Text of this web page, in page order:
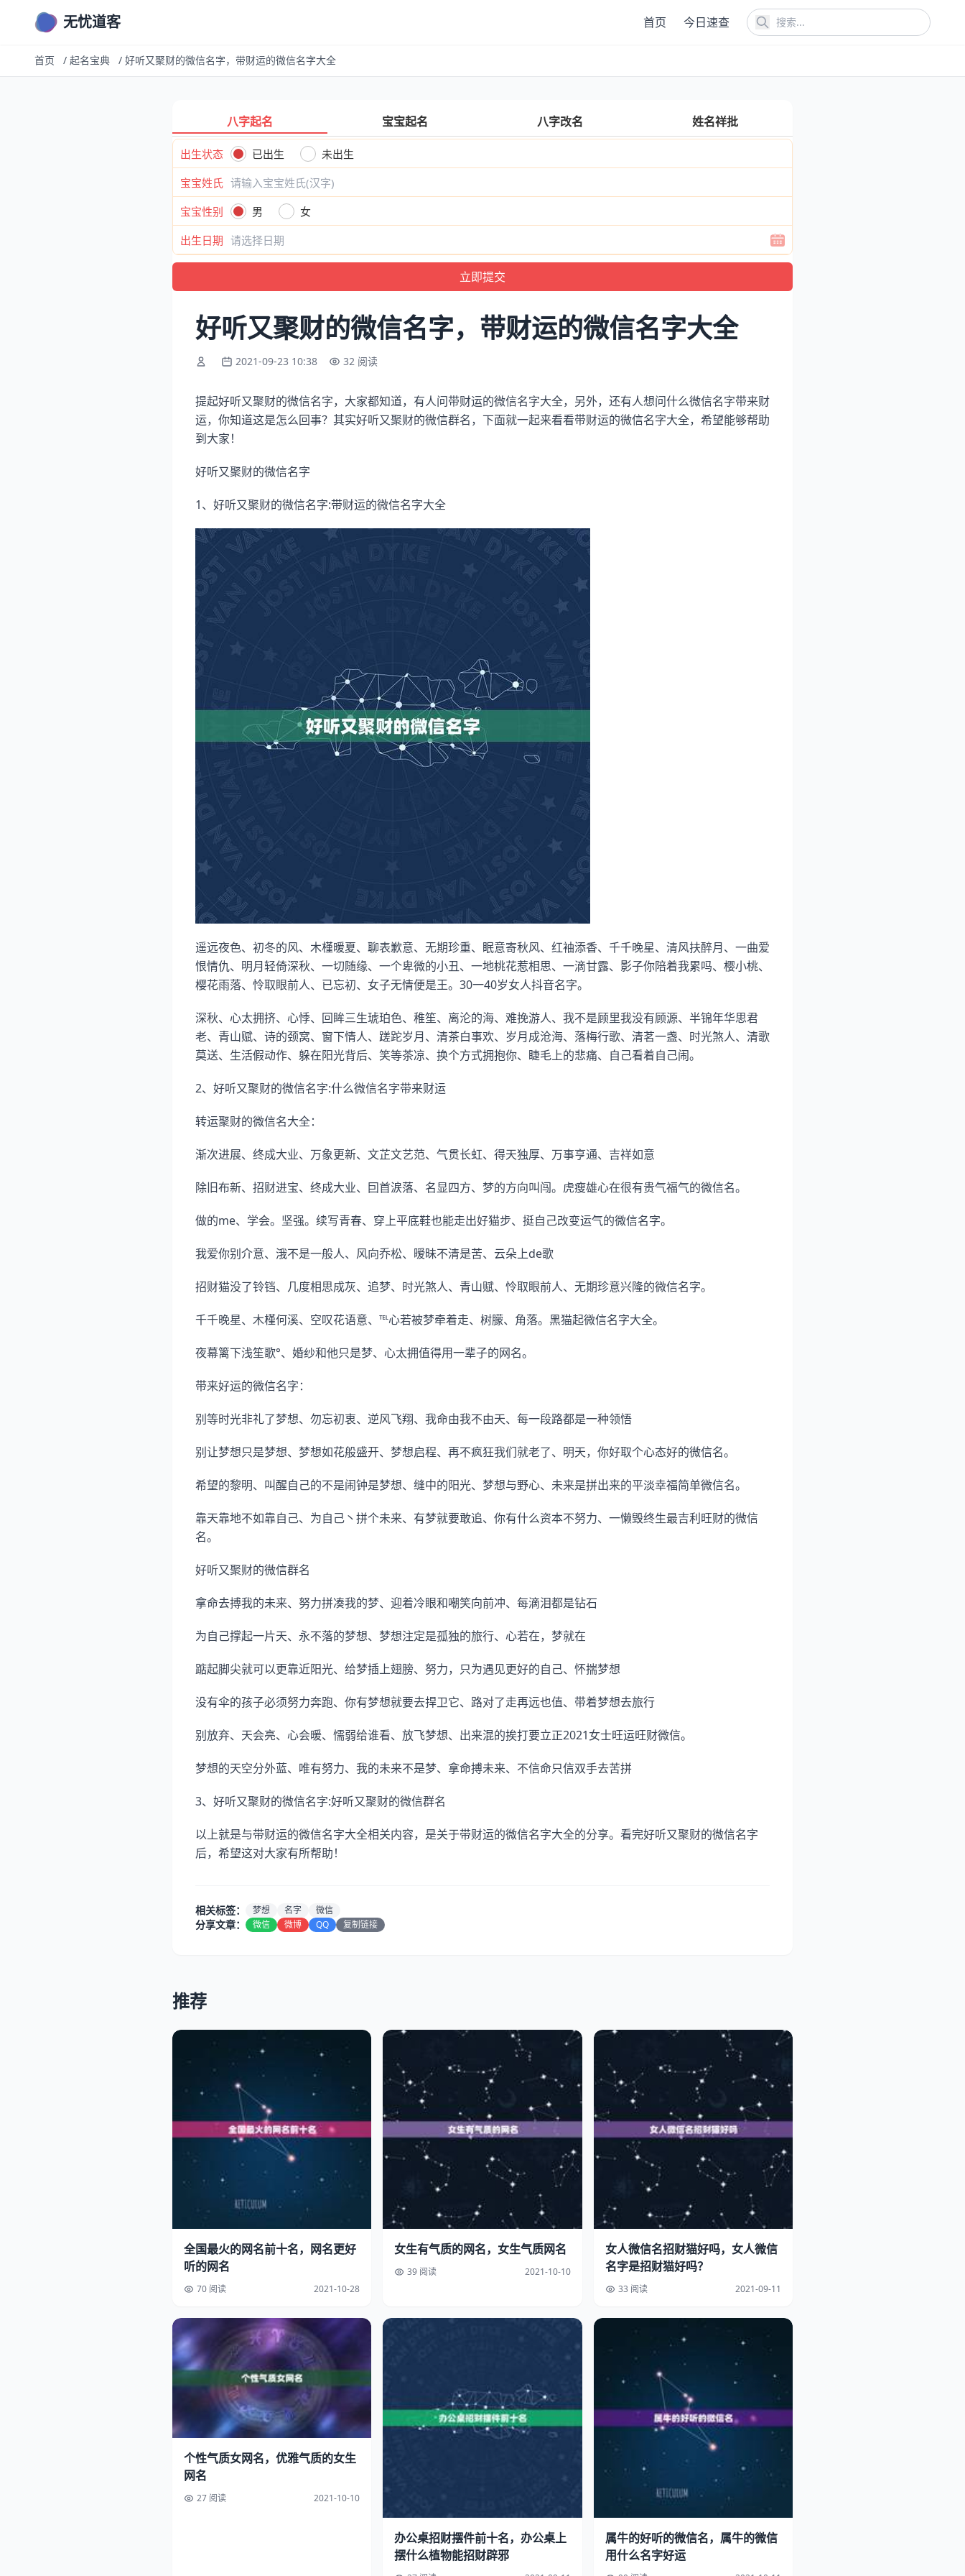
无忧道客 首页 今日速查
首页 / 起名宝典 / 好听又聚财的微信名字，带财运的微信名字大全
八字起名 宝宝起名 八字改名 姓名祥批
出生状态 已出生
未出生
宝宝姓氏
宝宝性别
男
女
出生日期
好听又聚财的微信名字，带财运的微信名字大全
2021-09-23 10:38 32 阅读
提起好听又聚财的微信名字，大家都知道，有人问带财运的微信名字大全，另外，还有人想问什么微信名字带来财
运，你知道这是怎么回事？其实好听又聚财的微信群名，下面就一起来看看带财运的微信名字大全，希望能够帮助
到大家！
好听又聚财的微信名字
1、好听又聚财的微信名字:带财运的微信名字大全
遥远夜色、初冬的风、木槿暖夏、聊表歉意、无期珍重、眠意寄秋风、红袖添香、千千晚星、清风扶醉月、一曲爱
恨情仇、明月轻倚深秋、一切随缘、一个卑微的小丑、一地桃花惹相思、一滴甘露、影子你陪着我累吗、樱小桃、
樱花雨落、怜取眼前人、已忘初、女子无情便是王。30一40岁女人抖音名字。
深秋、心太拥挤、心悸、回眸三生琥珀色、稚笙、离沦的海、难挽游人、我不是顾里我没有顾源、半锦年华思君
老、青山赋、诗的颈窝、窗下情人、蹉跎岁月、清茶白事欢、岁月成沧海、落梅行歌、清茗一盏、时光煞人、清歌
莫送、生活假动作、躲在阳光背后、笑等茶凉、换个方式拥抱你、睫毛上的悲痛、自己看着自己闹。
2、好听又聚财的微信名字:什么微信名字带来财运
转运聚财的微信名大全：
渐次进展、终成大业、万象更新、文芷文艺范、气贯长虹、得天独厚、万事亨通、吉祥如意
除旧布新、招财进宝、终成大业、囙首涙落、名显四方、梦的方向叫闯。虎瘦雄心在很有贵气福气的微信名。
做的me、学会。坚强。续写青春、穿上平底鞋也能走出好猫步、挺自己改变运气的微信名字。
我爱你别介意、涐不是一般人、风向乔松、暧昧不清是苦、云朵上de歌
招财猫没了铃铛、几度相思成灰、追梦、时光煞人、青山赋、怜取眼前人、无期珍意兴隆的微信名字。
千千晚星、木槿何溪、空叹花语意、℡心若被梦牵着走、树朦、角落。黑猫起微信名字大全。
夜幕篱下浅笙歌°、婚纱和他只是梦、心太拥值得用一辈子的网名。
带来好运的微信名字：
别等时光非礼了梦想、勿忘初衷、逆风飞翔、我命由我不由天、每一段路都是一种领悟
别让梦想只是梦想、梦想如花般盛开、梦想启程、再不疯狂我们就老了、明天，你好取个心态好的微信名。
希望的黎明、叫醒自己的不是闹钟是梦想、缝中的阳光、梦想与野心、未来是拼出来的平淡幸福简单微信名。
靠天靠地不如靠自己、为自己丶拼个未来、有梦就要敢追、你有什么资本不努力、一懒毁终生最吉利旺财的微信
名。
好听又聚财的微信群名
拿命去搏我的未来、努力拼凑我的梦、迎着冷眼和嘲笑向前冲、每滴泪都是钻石
为自己撑起一片天、永不落的梦想、梦想注定是孤独的旅行、心若在，梦就在
踮起脚尖就可以更靠近阳光、给梦插上翅膀、努力，只为遇见更好的自己、怀揣梦想
没有伞的孩子必须努力奔跑、你有梦想就要去捍卫它、路对了走再远也值、带着梦想去旅行
别放弃、天会亮、心会暖、懦弱给谁看、放飞梦想、出来混的挨打要立正2021女士旺运旺财微信。
梦想的天空分外蓝、唯有努力、我的未来不是梦、拿命搏未来、不信命只信双手去苦拼
3、好听又聚财的微信名字:好听又聚财的微信群名
以上就是与带财运的微信名字大全相关内容，是关于带财运的微信名字大全的分享。看完好听又聚财的微信名字
后，希望这对大家有所帮助！
相关标签： 梦想 名字 微信
分享文章： 微信 微博 QQ 复制链接
推荐
全国最火的网名前十名，网名更好
听的网名
70 阅读 2021-10-28
女生有气质的网名，女生气质网名
39 阅读 2021-10-10
女人微信名招财猫好吗，女人微信
名字是招财猫好吗？
33 阅读 2021-09-11
个性气质女网名，优雅气质的女生
网名
27 阅读 2021-10-10
办公桌招财摆件前十名，办公桌上
摆什么植物能招财辟邪
属牛的好听的微信名，属牛的微信
用什么名字好运